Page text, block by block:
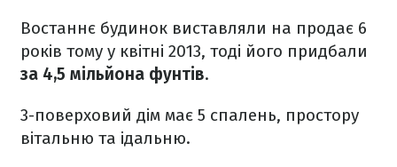
Востаннє будинок виставляли на продає 6
років тому у квітні 2013, тоді його придбали
за 4,5 мільйона фунтів.
3-поверховий дім має 5 спалень, простору
вітальню та ідальню.